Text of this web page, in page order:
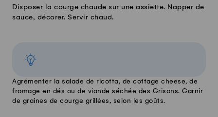
Disposer la courge chaude sur une assiette. Napper de
sauce, décorer. Servir chaud.
Agrémenter la salade de ricotta, de cottage cheese, de
fromage en dés ou de viande séchée des Grisons. Garnir
de graines de courge grillées, selon les goûts.